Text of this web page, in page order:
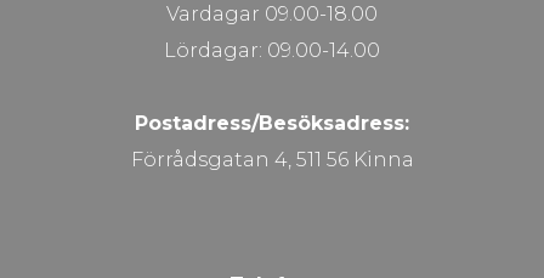
Vardagar 09.00-18.00
Lördagar: 09.00-14.00
Postadress/Besöksadress:
Förrådsgatan 4, 511 56 Kinna